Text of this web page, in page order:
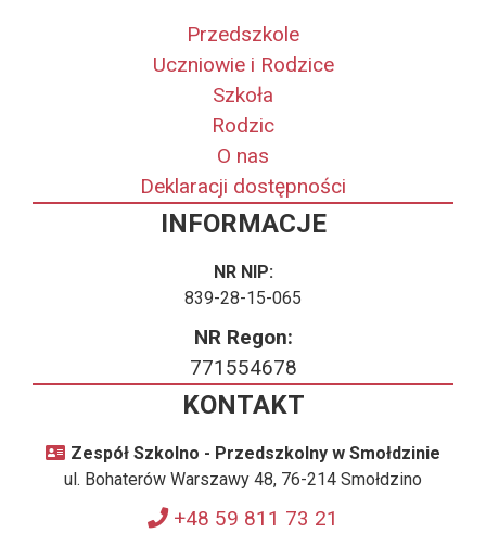
Przedszkole
Uczniowie i Rodzice
Szkoła
Rodzic
O nas
Deklaracji dostępności
INFORMACJE
NR NIP:
839-28-15-065
NR Regon:
771554678
KONTAKT
Zespół Szkolno - Przedszkolny w Smołdzinie
ul. Bohaterów Warszawy 48, 76-214 Smołdzino
+48 59 811 73 21